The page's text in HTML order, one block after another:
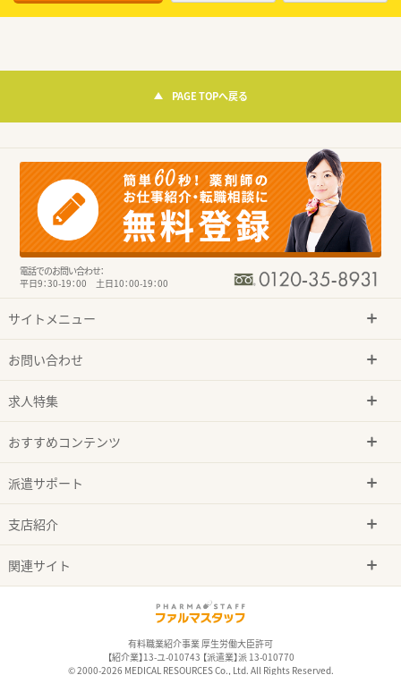
PAGE TOPへ戻る
電話でのお問い合わせ：
平日9：30-19：00 土日10：00-19：00
サイトメニュー
お問い合わせ
求人特集
おすすめコンテンツ
派遣サポート
支店紹介
関連サイト
有料職業紹介事業 厚生労働大臣許可
【紹介業】13-ユ-010743 【派遣業】派 13-010770
© 2000-2026 MEDICAL RESOURCES Co., Ltd. All Rights Reserved.